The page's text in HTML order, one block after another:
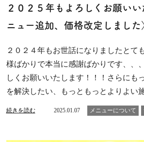
２０２５年もよろしくお願い
ニュー追加、価格改定しまし
２０２４年もお世話になりましたとて
様ばかりで本当に感謝ばかりです、、
しくお願いいたします！！！さらにも
を解決したい、もっともっとよりよい
続きを読む 2025.01.07 メニューについて